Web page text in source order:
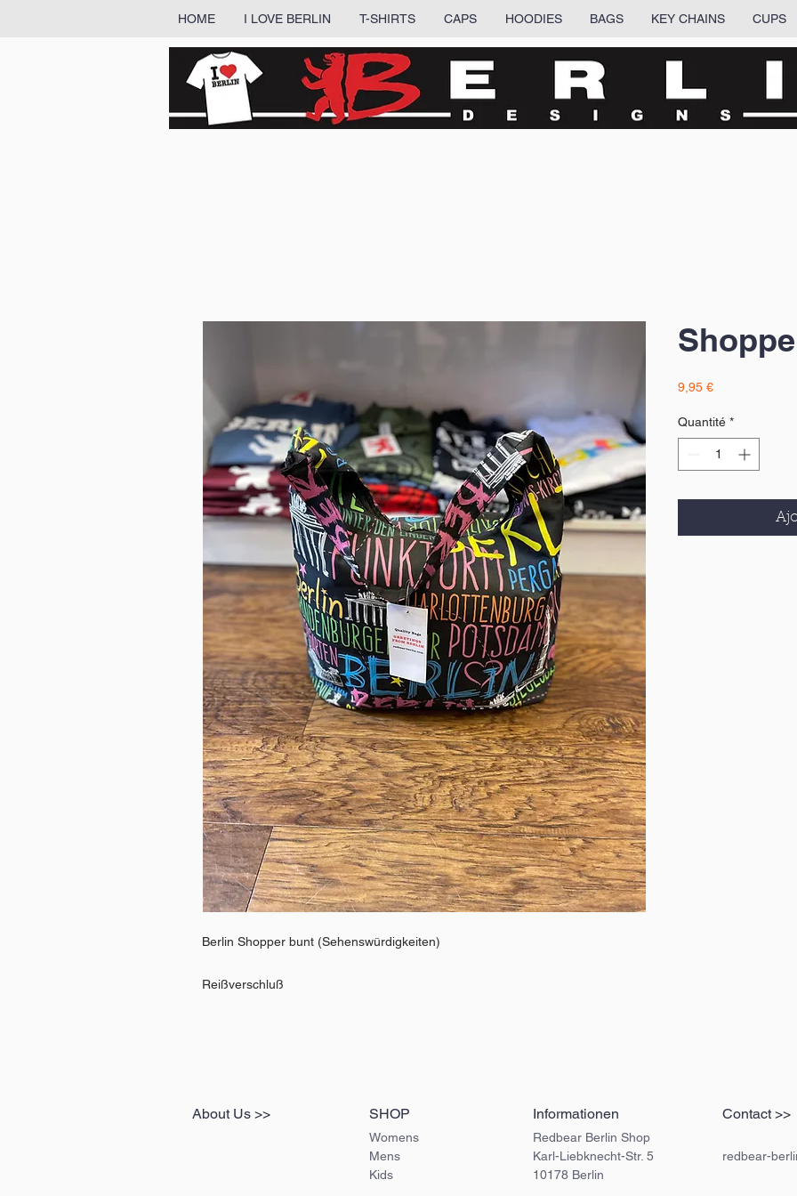
HOME I LOVE BERLIN T-SHIRTS CAPS HOODIES BAGS KEY CHAINS CUPS
Berlin Shopper bunt (Sehenswürdigkeiten)
Reißverschluß
9,95 €Prix
Quantité *
About Us >> SHOP
Womens
Mens
Kids
Informationen
Redbear Berlin Shop
Karl-Liebknecht-Str. 5
10178 Berlin
Contact >>
redbear-